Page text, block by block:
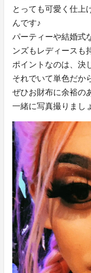
とっても可愛く仕上
んです♪
パーティーや結婚式
ンズもレディースも
ポイントなのは、決
それでいて単色だか
ぜひお財布に余裕の
一緒に写真撮りまし